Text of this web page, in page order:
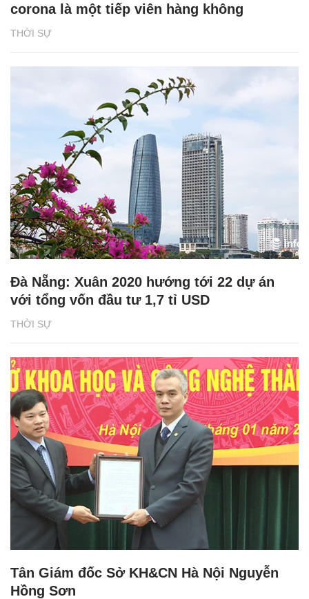
THỜI SỰ
corona là một tiếp viên hàng không
THỜI SỰ
Đà Nẵng: Xuân 2020 hướng tới 22 dự án
với tổng vốn đầu tư 1,7 tỉ USD
Tân Giám đốc Sở KH&CN Hà Nội Nguyễn
Hồng Sơn